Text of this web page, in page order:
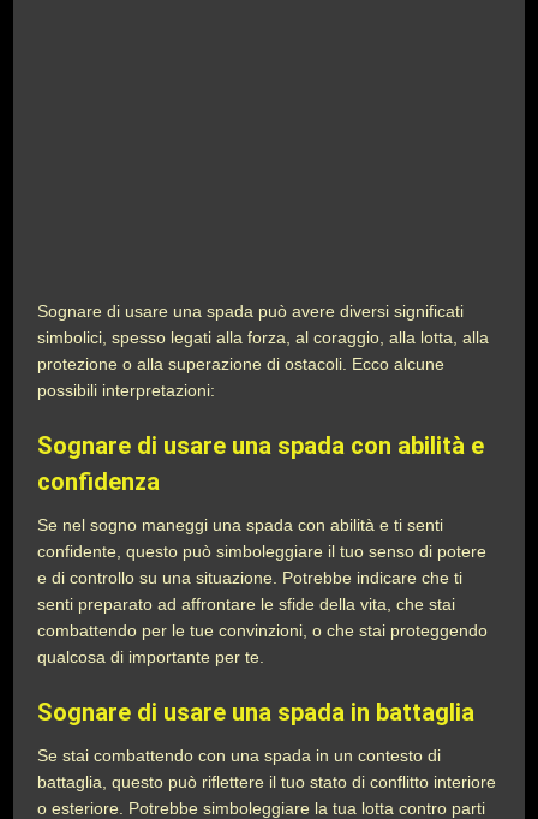
Sognare di usare una spada può avere diversi significati
simbolici, spesso legati alla forza, al coraggio, alla lotta, alla
protezione o alla superazione di ostacoli. Ecco alcune
possibili interpretazioni:
Sognare di usare una spada con abilità e
confidenza
Se nel sogno maneggi una spada con abilità e ti senti
confidente, questo può simboleggiare il tuo senso di potere
e di controllo su una situazione. Potrebbe indicare che ti
senti preparato ad affrontare le sfide della vita, che stai
combattendo per le tue convinzioni, o che stai proteggendo
qualcosa di importante per te.
Sognare di usare una spada in battaglia
Se stai combattendo con una spada in un contesto di
battaglia, questo può riflettere il tuo stato di conflitto interiore
o esteriore. Potrebbe simboleggiare la tua lotta contro parti